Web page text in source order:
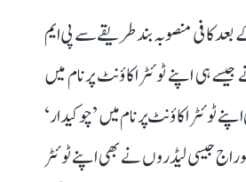
کافی منصوبہ بند طریقے سے پی ایم
ہی اپنے ٹوئٹر اکاؤنٹ پر نام میں
ٹوئٹر اکاؤنٹ پر نام میں ’چوکیدار‘
جیسی لیڈروں نے بھی اپنے ٹوئٹر